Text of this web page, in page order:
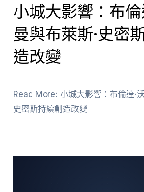
小城大影響：布倫
曼與布萊斯·史密
造改變
Read More: 小城大影響：布倫達·
史密斯持續創造改變